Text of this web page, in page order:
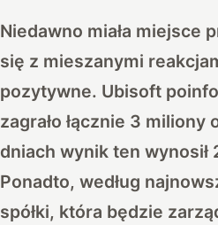
Niedawno miała miejsce
się z mieszanymi
pozytywne. Ubisoft
zagrało łącznie 3
dniach wynik ten
Ponadto, według
spółki, która będzie